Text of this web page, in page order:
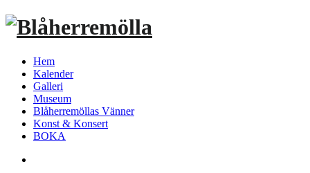
Hem
Kalender
Galleri
Museum
Blåherremöllas Vänner
Konst & Konsert
BOKA